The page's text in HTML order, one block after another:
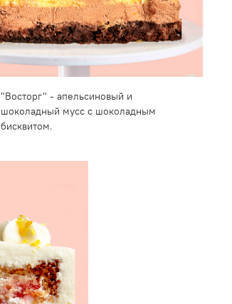
"Восторг" - апельсиновый и
шоколадный мусс с шоколадным
бисквитом.